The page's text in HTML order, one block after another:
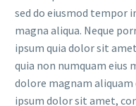
sed do eiusmod tempor
magna aliqua. Neque
ipsum quia dolor sit
quia non numquam
dolore magnam
ipsum dolor sit amet,